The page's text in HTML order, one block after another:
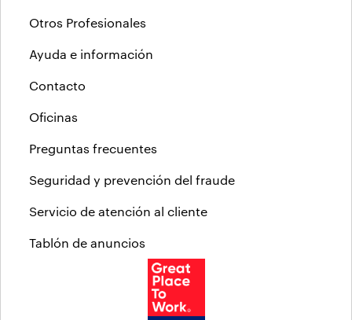
Otros Profesionales
Ayuda e información
Contacto
Oficinas
Preguntas frecuentes
Seguridad y prevención del fraude
Servicio de atención al cliente
Tablón de anuncios